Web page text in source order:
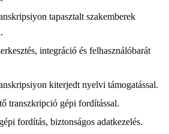
tapasztalt szakemberek
integráció és felhasználóbarát
kiterjedt nyelvi támogatással.
transzkripció gépi fordítással.
fordítás, biztonságos adatkezelés.